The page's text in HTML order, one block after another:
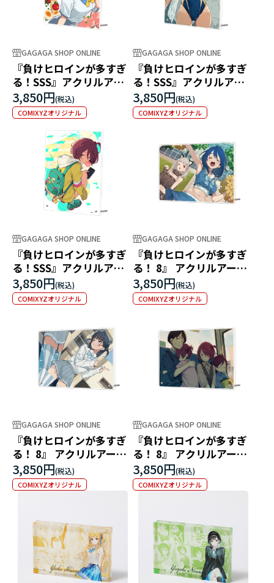
GAGAGA SHOP ONLINE
『負けヒロインが多すぎ
る！SSS』アクリルアー
トパネル 八奈見杏菜
3,850円
COMIXYZオリジナル
GAGAGA SHOP ONLINE
『負けヒロインが多すぎ
る！SSS』アクリルアー
トパネル 焼塩檸檬
3,850円
COMIXYZオリジナル
GAGAGA SHOP ONLINE
『負けヒロインが多すぎ
る！SSS』アクリルアー
トパネル 小鞠知花
3,850円
COMIXYZオリジナル
GAGAGA SHOP ONLINE
『負けヒロインが多すぎ
る！ 8』 アクリルアート
パネル ～応援合戦～
3,850円
COMIXYZオリジナル
GAGAGA SHOP ONLINE
『負けヒロインが多すぎ
る！ 8』 アクリルアート
パネル ～新たな扉～
3,850円
COMIXYZオリジナル
GAGAGA SHOP ONLINE
『負けヒロインが多すぎ
る！ 8』 アクリルアート
パネル ～家族サービス～
3,850円
COMIXYZオリジナル